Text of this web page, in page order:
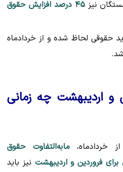
نیز ۴۵ درصد افزایش حقوق
حقوقی لحاظ شده و از خردادماه
و اردیبهشت چه زمانی
خردادماه،مابه‌التفاوت حقوق
فروردین و اردیبهشت نیز باید